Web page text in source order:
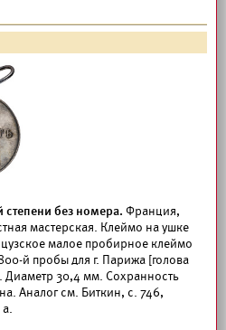
степени без номера. Франция,
мастерская. Клеймо на ушке
малое пробирное клеймо
й пробы для г. Парижа [голова
Диаметр 30,4 мм. Сохранность
Аналог см. Биткин, с. 746,